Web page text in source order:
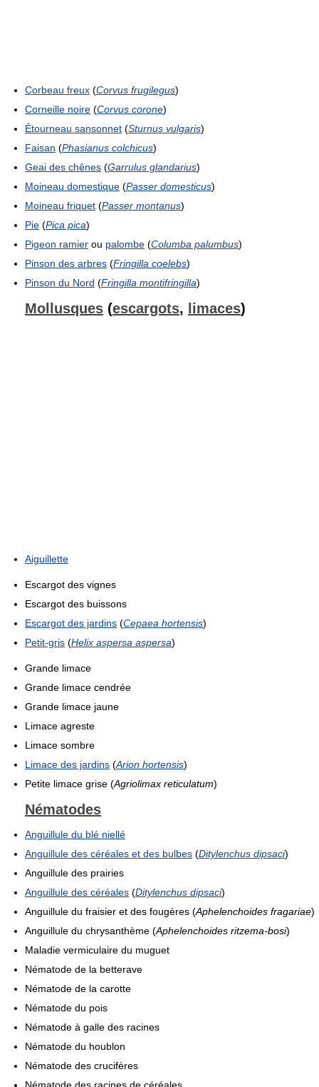
Corbeau freux (Corvus frugilegus)
Corneille noire (Corvus corone)
Étourneau sansonnet (Sturnus vulgaris)
Faisan (Phasianus colchicus)
Geai des chênes (Garrulus glandarius)
Moineau domestique (Passer domesticus)
Moineau friquet (Passer montanus)
Pie (Pica pica)
Pigeon ramier ou palombe (Columba palumbus)
Pinson des arbres (Fringilla coelebs)
Pinson du Nord (Fringilla montifringilla)
Mollusques (escargots, limaces)
Aiguillette
Escargot des vignes
Escargot des buissons
Escargot des jardins (Cepaea hortensis)
Petit-gris (Helix aspersa aspersa)
Grande limace
Grande limace cendrée
Grande limace jaune
Limace agreste
Limace sombre
Limace des jardins (Arion hortensis)
Petite limace grise (Agriolimax reticulatum)
Nématodes
Anguillule du blé niellé
Anguillule des céréales et des bulbes (Ditylenchus dipsaci)
Anguillule des prairies
Anguillule des céréales (Ditylenchus dipsaci)
Anguillule du fraisier et des fougères (Aphelenchoides fragariae)
Anguillule du chrysanthème (Aphelenchoides ritzema-bosi)
Maladie vermiculaire du muguet
Nématode de la betterave
Nématode de la carotte
Nématode du pois
Nématode à galle des racines
Nématode du houblon
Nématode des crucifères